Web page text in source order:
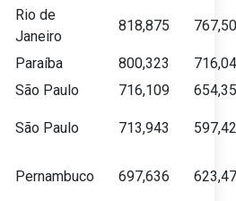
Rio de
Janeiro
818,875
Paraíba 800,323
São Paulo 716,109
São Paulo 713,943
Pernambuco 697,636